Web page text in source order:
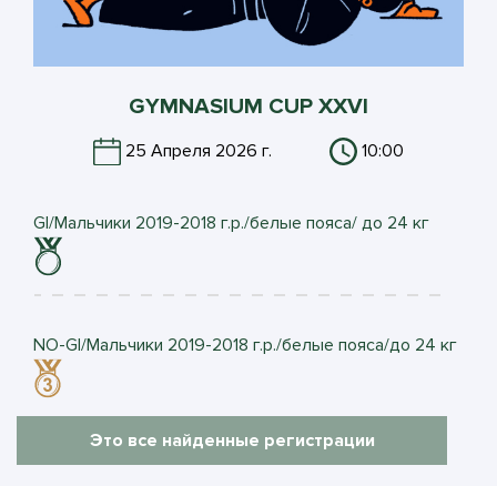
GYMNASIUM CUP XXVI
25 Апреля 2026 г. 10:00
GI/Мальчики 2019-2018 г.р./белые пояса/ до 24 кг
NO-GI/Мальчики 2019-2018 г.р./белые пояса/до 24 кг
Это все найденные регистрации